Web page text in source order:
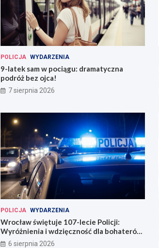
POLICJA WYDARZENIA
9-latek sam w pociągu: dramatyczna
podróż bez ojca!
7 sierpnia 2026
POLICJA WYDARZENIA
Wrocław świętuje 107-lecie Policji:
Wyróżnienia i wdzięczność dla bohaterów
codzienności
6 sierpnia 2026